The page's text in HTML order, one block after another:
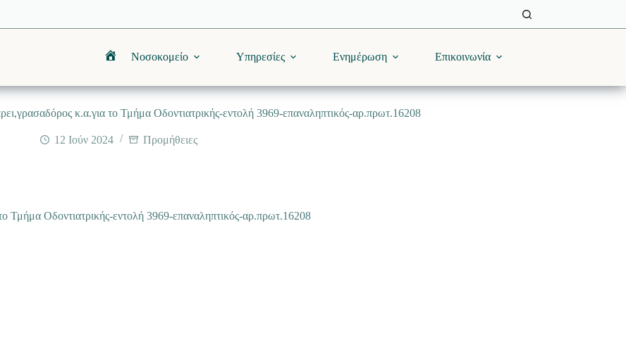
ΑρχικήΝοσοκομείο Υπηρεσίες Ενημέρωση Επικοινωνία
κ.α.για το Τμήμα Οδοντιατρικής-εντολή 3969-επαναληπτικός-αρ.πρωτ.16208
12 Ιούν 2024 Προμήθειες
Τμήμα Οδοντιατρικής-εντολή 3969-επαναληπτικός-αρ.πρωτ.16208